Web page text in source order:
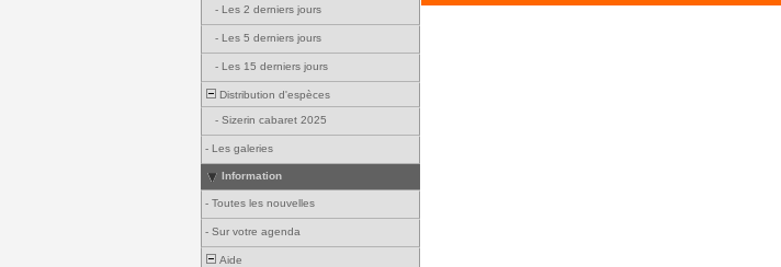
- Les 2 derniers jours
- Les 5 derniers jours
- Les 15 derniers jours
Distribution d'espèces
- Sizerin cabaret 2025
- Les galeries
Information
- Toutes les nouvelles
- Sur votre agenda
Aide